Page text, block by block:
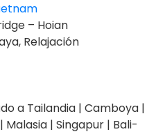
– Hoian
Relajación
a Tailandia | Camboya |
| Singapur | Bali-